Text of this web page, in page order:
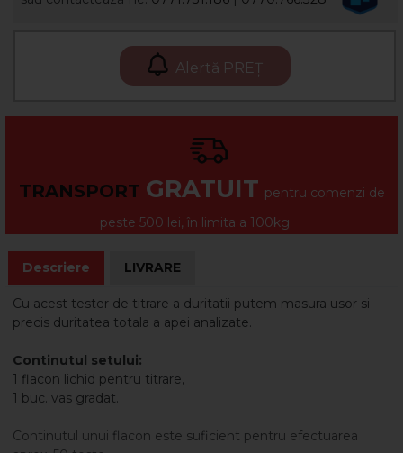
Alertă PREȚ
TRANSPORT GRATUIT pentru comenzi de
peste 500 lei, în limita a 100kg
Descriere LIVRARE
Cu acest tester de titrare a duritatii putem masura usor si
precis duritatea totala a apei analizate.
Continutul setului:
1 flacon lichid pentru titrare,
1 buc. vas gradat.
Continutul unui flacon este suficient pentru efectuarea